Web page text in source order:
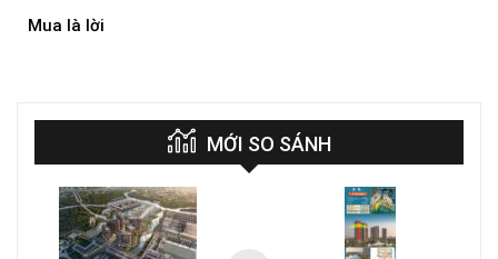
Mua là lời
MỚI SO SÁNH